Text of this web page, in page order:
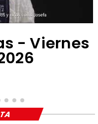
- Viernes